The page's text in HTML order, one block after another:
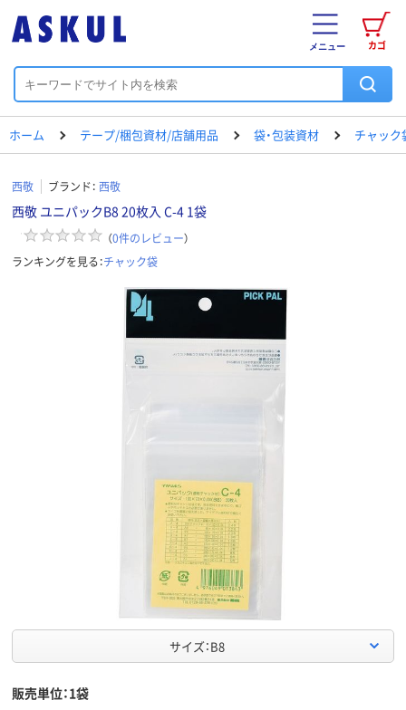
カゴ
メニュー
ホーム テープ/梱包資材/店舗用品 袋・包装資材 チャック
西敬 ブランド： 西敬
西敬 ユニパックB8 20枚入 C-4 1袋
（0件のレビュー）
ランキングを見る：チャック袋
サイズ：B8
販売単位：1袋